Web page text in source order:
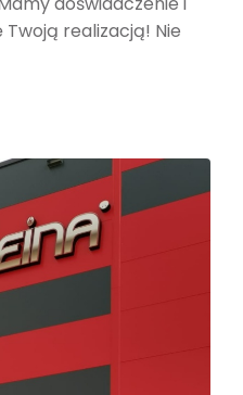
realizacją! Nie